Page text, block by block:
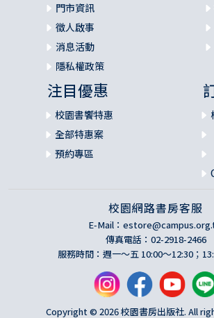
門市資訊
徵人啟事
消息活動
隱私權政策
注目優惠
校園書饗特惠
全部特惠案
預約專區
校園網路書房客服
E-Mail：
傳真電話：02-2918-2466
服務時間：週一～五 10:00～12:30；
Copyright © 2026 校園書房出版社. All